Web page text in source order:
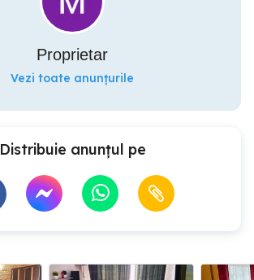
Proprietar
Vezi toate anunțurile
Distribuie anunțul pe